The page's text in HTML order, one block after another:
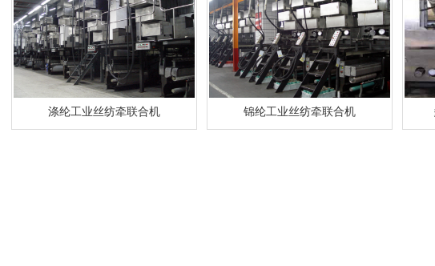
涤纶工业丝纺牵联合机 锦纶工业丝纺牵联合机